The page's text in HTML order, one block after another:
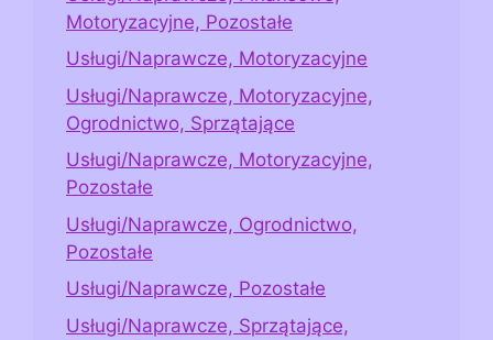
Motoryzacyjne, Pozostałe
Usługi/Naprawcze, Motoryzacyjne
Usługi/Naprawcze, Motoryzacyjne,
Ogrodnictwo, Sprzątające
Usługi/Naprawcze, Motoryzacyjne,
Pozostałe
Usługi/Naprawcze, Ogrodnictwo,
Pozostałe
Usługi/Naprawcze, Pozostałe
Usługi/Naprawcze, Sprzątające,